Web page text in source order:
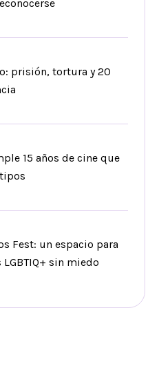
prisión, tortura y 20
15 años de cine que
Fest: un espacio para
sin miedo